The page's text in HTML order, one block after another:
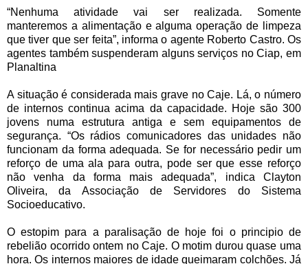
“Nenhuma atividade vai ser realizada. Somente
manteremos a alimentação e alguma operação de limpeza
que tiver que ser feita”, informa o agente Roberto Castro. Os
agentes também suspenderam alguns serviços no Ciap, em
Planaltina
A situação é considerada mais grave no Caje. Lá, o número
de internos continua acima da capacidade. Hoje são 300
jovens numa estrutura antiga e sem equipamentos de
segurança. “Os rádios comunicadores das unidades não
funcionam da forma adequada. Se for necessário pedir um
reforço de uma ala para outra, pode ser que esse reforço
não venha da forma mais adequada”, indica Clayton
Oliveira, da Associação de Servidores do Sistema
Socioeducativo.
O estopim para a paralisação de hoje foi o principio de
rebelião ocorrido ontem no Caje. O motim durou quase uma
hora. Os internos maiores de idade queimaram colchões. Já